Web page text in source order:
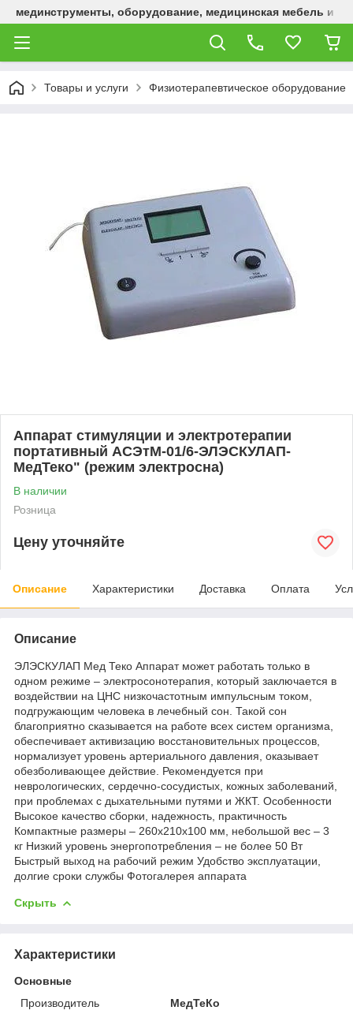
мединструменты, оборудование, медицинская мебель и
Товары и услуги Физиотерапевтическое оборудование
Аппарат стимуляции и электротерапии
портативный АСЭтМ-01/6-ЭЛЭСКУЛАП-
МедТеко" (режим электросна)
В наличии
Розница
Цену уточняйте
Описание Характеристики Доставка Оплата
Описание
ЭЛЭСКУЛАП Мед Теко Аппарат может работать только в
одном режиме – электросонотерапия, который заключается в
воздействии на ЦНС низкочастотным импульсным током,
подгружающим человека в лечебный сон. Такой сон
благоприятно сказывается на работе всех систем организма,
обеспечивает активизацию восстановительных процессов,
нормализует уровень артериального давления, оказывает
обезболивающее действие. Рекомендуется при
неврологических, сердечно-сосудистых, кожных заболеваний,
при проблемах с дыхательными путями и ЖКТ. Особенности
Высокое качество сборки, надежность, практичность
Компактные размеры – 260x210x100 мм, небольшой вес – 3
кг Низкий уровень энергопотребления – не более 50 Вт
Быстрый выход на рабочий режим Удобство эксплуатации,
долгие сроки службы Фотогалерея аппарата
Скрыть
Характеристики
Основные
Производитель
МедТеКо